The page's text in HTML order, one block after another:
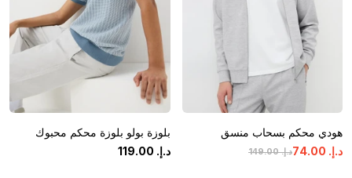
هودي محكم بسحاب منسق
د.إ.‏
149.00 د.إ. 74.00
بلوزة بولو بلوزة محكم محبوك
د.إ.
119.00